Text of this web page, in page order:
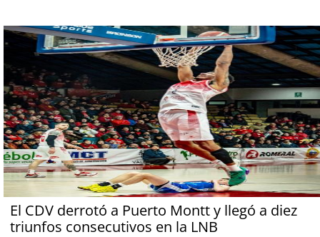
El CDV derrotó a Puerto Montt y llegó a diez
triunfos consecutivos en la LNB